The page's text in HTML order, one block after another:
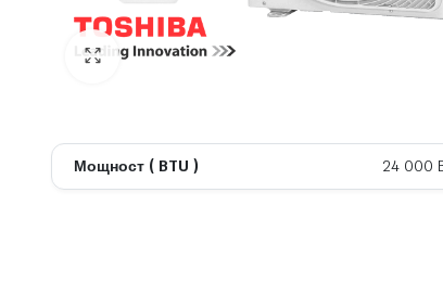
Мощност ( BTU ) 24 000